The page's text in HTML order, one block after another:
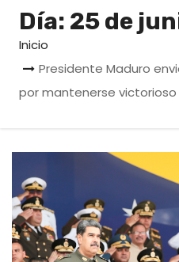
Día: 25 de
Inicio
Presidente Maduro
por mantenerse victorioso